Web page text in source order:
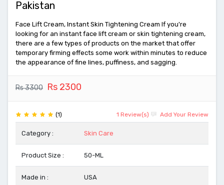
Pakistan
Face Lift Cream, Instant Skin Tightening Cream If you're
looking for an instant face lift cream or skin tightening cream,
there are a few types of products on the market that offer
temporary firming effects some work within minutes to reduce
the appearance of fine lines, puffiness, and sagging.
Rs 3300 Rs 2300
(1) 1 Review(s) Add Your Review
Category : Skin Care
Product Size : 50-ML
Made in : USA